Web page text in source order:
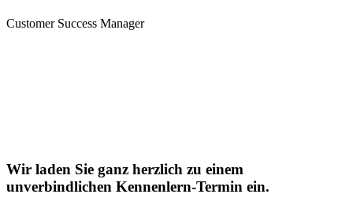
Customer Success Manager
Wir laden Sie ganz herzlich zu einem
unverbindlichen Kennenlern-Termin ein.